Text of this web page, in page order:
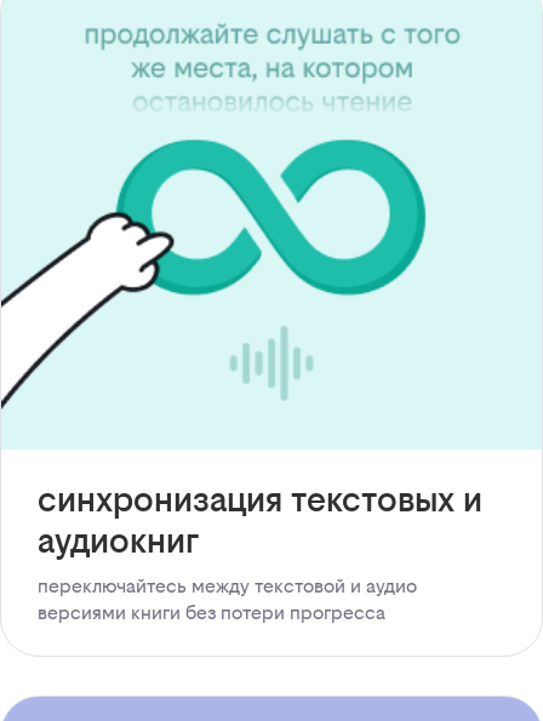
синхронизация текстовых и
аудиокниг
переключайтесь между текстовой и аудио
версиями книги без потери прогресса